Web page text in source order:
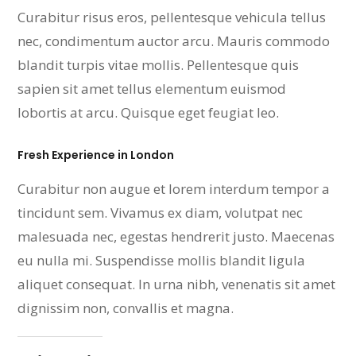
Curabitur risus eros, pellentesque vehicula tellus
nec, condimentum auctor arcu. Mauris commodo
blandit turpis vitae mollis. Pellentesque quis
sapien sit amet tellus elementum euismod
lobortis at arcu. Quisque eget feugiat leo.
Fresh Experience in London
Curabitur non augue et lorem interdum tempor a
tincidunt sem. Vivamus ex diam, volutpat nec
malesuada nec, egestas hendrerit justo. Maecenas
eu nulla mi. Suspendisse mollis blandit ligula
aliquet consequat. In urna nibh, venenatis sit amet
dignissim non, convallis et magna.